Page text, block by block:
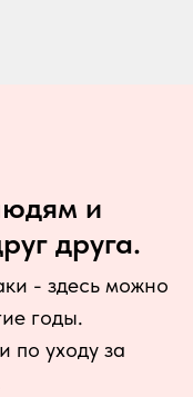
и
друга.
- здесь можно
годы.
по уходу за